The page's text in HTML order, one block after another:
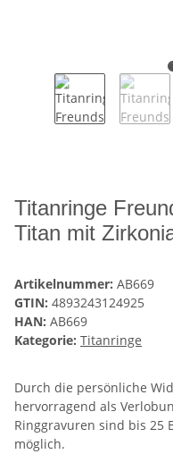
Titanringe
Titan mit
Artikelnummer: AB669
GTIN: 4893243124925
HAN: AB669
Kategorie: Titanringe
Durch die persönliche
hervorragend als
Ringgravuren sind bis 25
möglich.